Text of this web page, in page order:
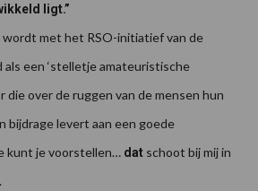
ligt.”
met het RSO-initiatief van de
een ‘stelletje amateuristische
die over de ruggen van de mensen hun
bijdrage levert aan een goede
kunt je voorstellen… dat schoot bij mij in